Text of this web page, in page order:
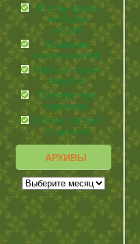
Что бы кровь
не была
густой
Плавание
полезно всем!
Работа – врач
педиатр
Питание при
варикозе
Маски против
старения
АРХИВЫ